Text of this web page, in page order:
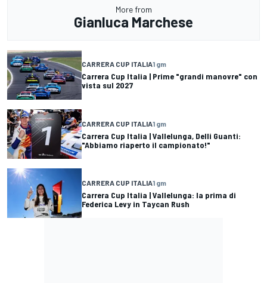
More from
Gianluca Marchese
CARRERA CUP ITALIA1 gm
Carrera Cup Italia | Prime "grandi manovre" con
vista sul 2027
CARRERA CUP ITALIA1 gm
Carrera Cup Italia | Vallelunga, Delli Guanti:
"Abbiamo riaperto il campionato!"
CARRERA CUP ITALIA1 gm
Carrera Cup Italia | Vallelunga: la prima di
Federica Levy in Taycan Rush